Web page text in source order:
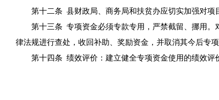
第十二条 县财政局、商务局和扶贫办应切实加强对项
第十三条 专项资金必须专款专用，严禁截留、挪用。
律法规进行查处，收回补助、奖励资金，并取消其今后专
第十四条 绩效评价：建立健全专项资金使用的绩效评